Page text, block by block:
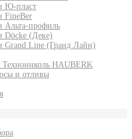
Ю-пласт
FineBer
Альта-профиль
Döcke (Деке)
Grand Line (Гранд Лайн)
Технониколь HAUBERK
и отливы